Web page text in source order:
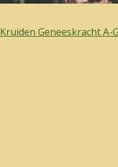
Kruiden Geneeskracht A-